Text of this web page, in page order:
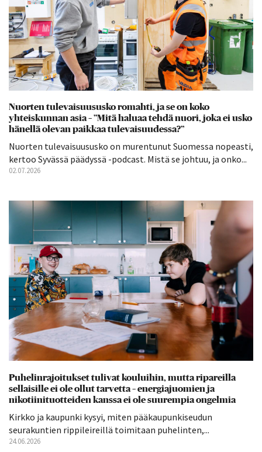
Nuorten tulevaisuususko romahti, ja se on koko
yhteiskunnan asia – ”Mitä haluaa tehdä nuori, joka ei usko
hänellä olevan paikkaa tulevaisuudessa?”
Nuorten tulevaisuususko on murentunut Suomessa nopeasti,
kertoo Syvässä päädyssä -podcast. Mistä se johtuu, ja onko...
02.07.2026
Puhelinrajoitukset tulivat kouluihin, mutta ripareilla
sellaisille ei ole ollut tarvetta – energiajuomien ja
nikotiinituotteiden kanssa ei ole suurempia ongelmia
Kirkko ja kaupunki kysyi, miten pääkaupunkiseudun
seurakuntien rippileireillä toimitaan puhelinten,...
24.06.2026